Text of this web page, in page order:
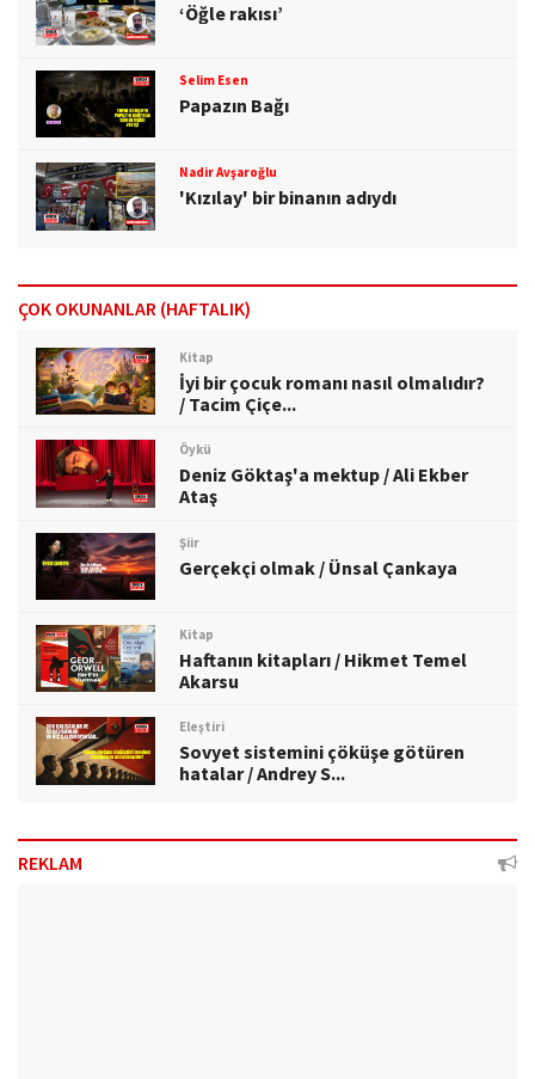
‘Öğle rakısı’
Selim Esen
Papazın Bağı
Nadir Avşaroğlu
'Kızılay' bir binanın adıydı
ÇOK OKUNANLAR (HAFTALIK)
Kitap
İyi bir çocuk romanı nasıl olmalıdır?
/ Tacim Çiçe...
Öykü
Deniz Göktaş'a mektup / Ali Ekber
Ataş
Şiir
Gerçekçi olmak / Ünsal Çankaya
Kitap
Haftanın kitapları / Hikmet Temel
Akarsu
Eleştiri
Sovyet sistemini çöküşe götüren
hatalar / Andrey S...
REKLAM